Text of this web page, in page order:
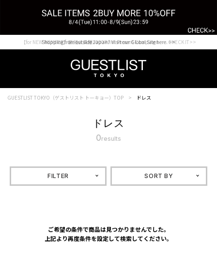
Shopping from outside Japan? Visit our Global Site here. >>
【for NEW MEMBER】新規会員様1000Point Present Campaign CHECK IT>>
GUESTLIST TOKYO（ゲストリスト トーキョー）TOP ドレス
ドレス
0results
FILTER SORT BY
ご希望の条件で商品は見つかりませんでした。
上記より再度条件を設定して検索してください。